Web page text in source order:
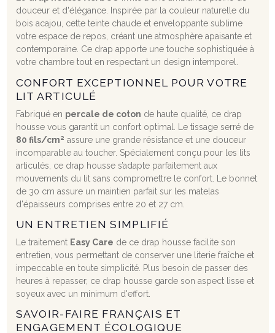
douceur et d'élégance. Inspirée par la couleur naturelle du
bois acajou, cette teinte chaude et enveloppante sublime
votre espace de repos, créant une atmosphère apaisante et
contemporaine. Ce drap apporte une touche sophistiquée à
votre chambre tout en respectant un design intemporel.
CONFORT EXCEPTIONNEL POUR VOTRE
LIT ARTICULÉ
Fabriqué en percale de coton de haute qualité, ce drap
housse vous garantit un confort optimal. Le tissage serré de
80 fils/cm² assure une grande résistance et une douceur
incomparable au toucher. Spécialement conçu pour les lits
articulés, ce drap housse s’adapte parfaitement aux
mouvements du lit sans compromettre le confort. Le bonnet
de 30 cm assure un maintien parfait sur les matelas
d'épaisseurs comprises entre 20 et 27 cm.
UN ENTRETIEN SIMPLIFIÉ
Le traitement Easy Care de ce drap housse facilite son
entretien, vous permettant de conserver une literie fraîche et
impeccable en toute simplicité. Plus besoin de passer des
heures à repasser, ce drap housse garde son aspect lisse et
soyeux avec un minimum d'effort.
SAVOIR-FAIRE FRANÇAIS ET
ENGAGEMENT ÉCOLOGIQUE